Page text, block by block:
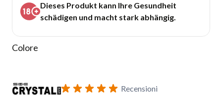
Dieses Produkt kann Ihre Gesundheit
schädigen und macht stark abhängig.
Colore
Iscriviti al modulo di notifica ritorno in stock
Recensioni